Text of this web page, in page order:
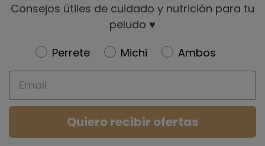
Consejos útiles de cuidado y nutrición para tu
peludo ♥️
Newsletter
Perrete Michi
Ambos
Email
Quiero recibir ofertas